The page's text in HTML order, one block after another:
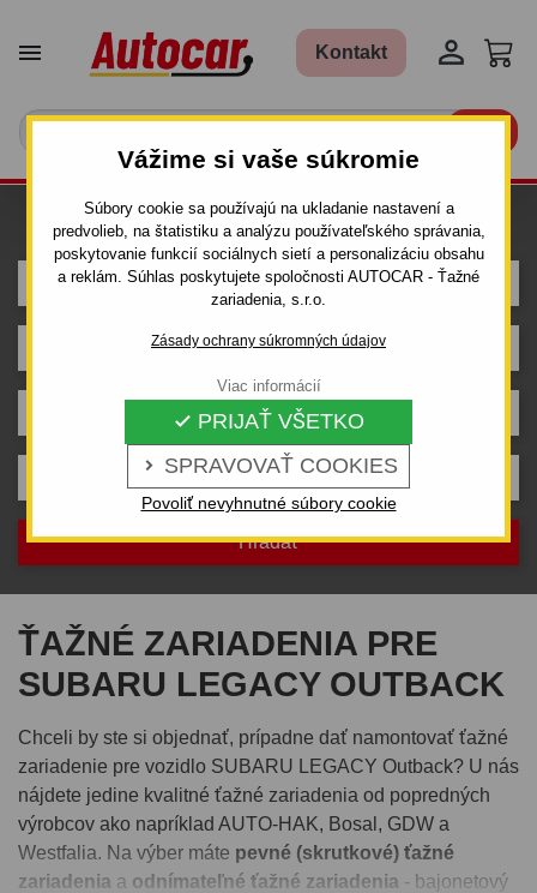
Vážime si vaše súkromie
Súbory cookie sa používajú na ukladanie nastavení a
predvolieb, na štatistiku a analýzu používateľského správania,
poskytovanie funkcií sociálnych sietí a personalizáciu obsahu
a reklám. Súhlas poskytujete spoločnosti AUTOCAR - Ťažné
zariadenia, s.r.o.
Zásady ochrany súkromných údajov
 SPRAVOVAŤ COOKIES
 PRIJAŤ VŠETKO
Povoliť nevyhnutné súbory cookie
Viac informácií
 Kontakt 
Hľadám ťažné pre auto
SUBARU
ŤAŽNÉ ZARIADENIA PRE
SUBARU LEGACY OUTBACK
Chceli by ste si objednať, prípadne dať namontovať ťažné
zariadenie pre vozidlo SUBARU LEGACY Outback? U nás
nájdete jedine kvalitné ťažné zariadenia od popredných
výrobcov ako napríklad AUTO-HAK, Bosal, GDW a
Westfalia. Na výber máte pevné (skrutkové) ťažné
zariadenia a odnímateľné ťažné zariadenia - bajonetový